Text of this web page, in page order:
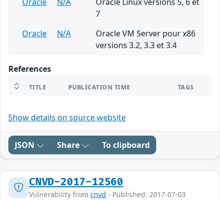
7
Oracle
N/A
Oracle VM Server pour x86
versions 3.2, 3.3 et 3.4
References
TITLE PUBLICATION TIME TAGS
Show details on source website
JSON Share To clipboard
CNVD-2017-12560
Vulnerability from cnvd - Published: 2017-07-03